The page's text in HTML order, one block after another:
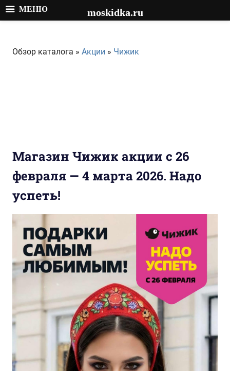
содержимому
Обзор каталога » Акции » Чижик
Магазин Чижик акции с 26
февраля — 4 марта 2026. Надо
успеть!
МЕНЮ moskidka.ru